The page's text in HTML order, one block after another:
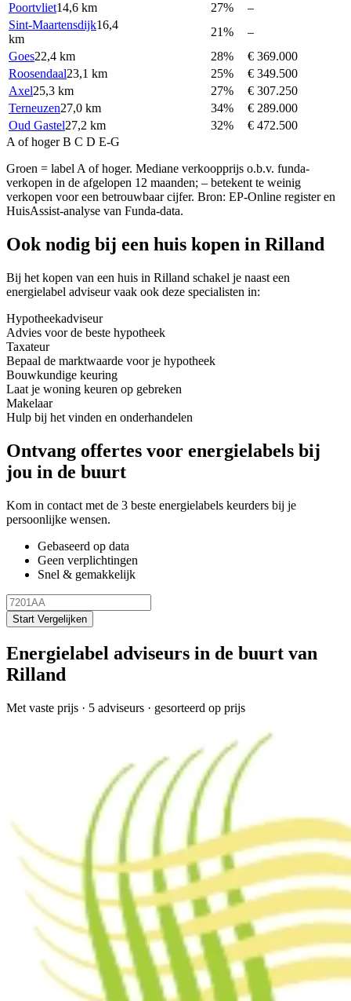
Poortvliet14,6 km 27%
–
Sint-Maartensdijk16,4
km
21%
–
Goes22,4 km 28%
€ 369.000
Roosendaal23,1 km 25%
€ 349.500
Axel25,3 km 27%
€ 307.250
Terneuzen27,0 km 34%
€ 289.000
Oud Gastel27,2 km 32%
€ 472.500
A of hogerB C D E-G
Groen = label A of hoger. Mediane verkoopprijs o.b.v. funda-
verkopen in de afgelopen 12 maanden; – betekent te weinig
verkopen voor een betrouwbaar cijfer. Bron: EP-Online register en
HuisAssist-analyse van Funda-data.
Ook nodig bij een huis kopen in Rilland
Bij het kopen van een huis in Rilland schakel je naast een
energielabel adviseur vaak ook deze specialisten in:
Hypotheekadviseur
Advies voor de beste hypotheek
Taxateur
Bepaal de marktwaarde voor je hypotheek
Bouwkundige keuring
Laat je woning keuren op gebreken
Makelaar
Hulp bij het vinden en onderhandelen
Ontvang offertes voor energielabels bij
jou in de buurt
Kom in contact met de 3 beste energielabels keurders bij je
persoonlijke wensen.
Gebaseerd op data
Geen verplichtingen
Snel & gemakkelijk
Start Vergelijken
Energielabel adviseurs in de buurt van
Rilland
Met vaste prijs · 5 adviseurs · gesorteerd op prijs